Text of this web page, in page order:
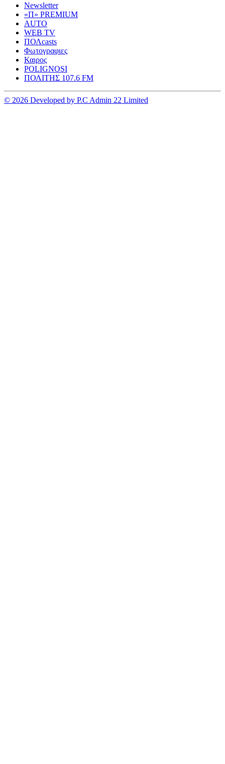
Newsletter
«Π» PREMIUM
AUTO
WEB TV
ΠΟΛcasts
Φωτογραφιες
Καιρος
POLIGNOSI
ΠΟΛΙΤΗΣ 107.6 FM
© 2026 Developed by P.C Admin 22 Limited